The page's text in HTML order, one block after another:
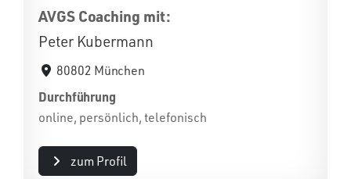
AVGS Coaching mit:
Peter Kubermann
80802 München
Durchführung
online, persönlich, telefonisch
zum Profil